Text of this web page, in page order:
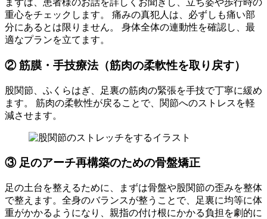
まずは、患者様のお話を詳しくお聞きし、立ち姿や歩行時の
重心をチェックします。 痛みの真犯人は、必ずしも痛い部
分にあるとは限りません。 身体全体の連動性を確認し、最
適なプランを立てます。
② 筋膜・手技療法（筋肉の柔軟性を取り戻す）
股関節、ふくらはぎ、足裏の筋肉の緊張を手技で丁寧に緩め
ます。 筋肉の柔軟性が戻ることで、関節へのストレスを軽
減させます。
③ 足のアーチ再構築のための骨盤矯正
足の土台を整えるために、まずは骨盤や股関節の歪みを整体
で整えます。全身のバランスが整うことで、足裏に均等に体
重がかかるようになり、親指の付け根にかかる負担を劇的に